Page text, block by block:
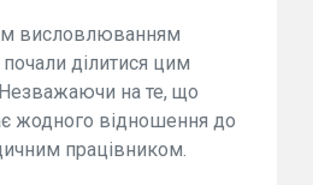
висловлюванням
ділитися цим
на те, що
жодного відношення до
працівником.